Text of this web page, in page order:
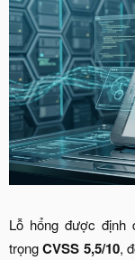
Lỗ hổng được định
trọngCVSS 5,5/10,